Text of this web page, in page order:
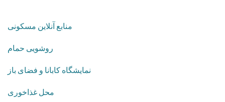
منابع آنلاین مسکونی
روشویی حمام
نمایشگاه کابانا و فضای باز
محل غذاخوری